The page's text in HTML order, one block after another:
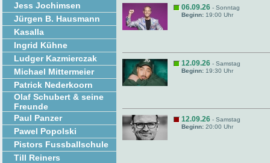
Jess Jochimsen
Jürgen B. Hausmann
Kasalla
Ingrid Kühne
Ludger Kazmierczak
Michael Mittermeier
Patrick Nederkoorn
Olaf Schubert & seine
Freunde
Paul Panzer
Pawel Popolski
Pistors Fussballschule
Till Reiners
06.09.26 - Sonntag
Beginn: 19:00 Uhr
12.09.26 - Samstag
Beginn: 19:30 Uhr
12.09.26 - Samstag
Beginn: 20:00 Uhr